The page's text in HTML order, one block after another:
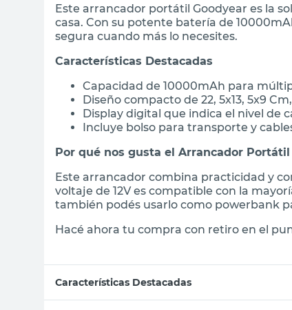
Este arrancador portátil Goodyear es la
casa. Con su potente batería de
segura cuando más lo necesites.
Características Destacadas
Capacidad de 10000mAh para
Diseño compacto de 22, 5x13, 5x9
Display digital que indica el nivel de
Incluye bolso para transporte y
Por qué nos gusta el Arrancador Portátil
Este arrancador combina practicidad y
voltaje de 12V es compatible con la
también podés usarlo como powerbank
Hacé ahora tu compra con retiro en el
Características Destacadas